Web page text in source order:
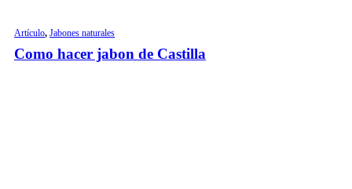
Artículo, Jabones naturales
Como hacer jabon de Castilla